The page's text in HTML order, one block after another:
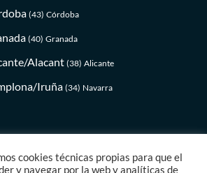
(43) Córdoba
(40) Granada
Alacant (38) Alicante
Iruña (34) Navarra
de privacidad Política de cookies
cookies técnicas propias para que el
y navegar por la web y analíticas de